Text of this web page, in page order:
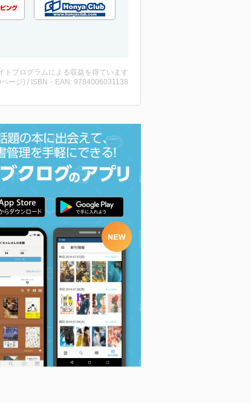
トプログラムによる収益を得ています
ージ) / ISBN・EAN: 9784006031138